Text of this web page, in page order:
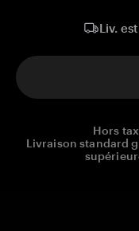
Liv.
Hors
Livraison standard